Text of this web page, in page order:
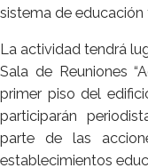
sistema de educación
La actividad tendrá
Sala de Reuniones
primer piso del
participarán
parte de las
establecimientos